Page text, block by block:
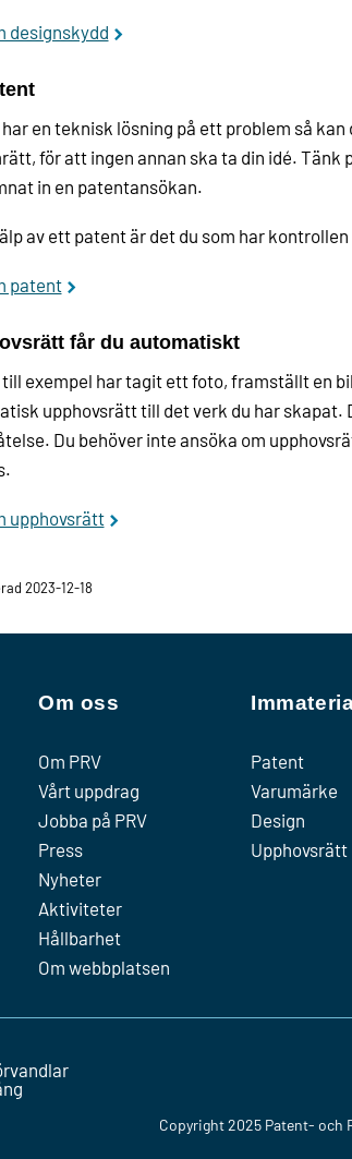
designskydd
har en teknisk lösning på ett problem så
för att ingen annan ska ta din idé.
in en patentansökan.
av ett patent är det du som har
patent
får du automatiskt
till exempel har tagit ett foto, framställt en
upphovsrätt till det verk du har skapat.
Du behöver inte ansöka om
upphovsrätt
2023-12-18
Om oss
Om PRV
Vårt uppdrag
Jobba på PRV
Press
Nyheter
Aktiviteter
Hållbarhet
Om webbplatsen
Patent
Varumärke
Design
Upphovsrätt
Copyright 2025 Patent- och